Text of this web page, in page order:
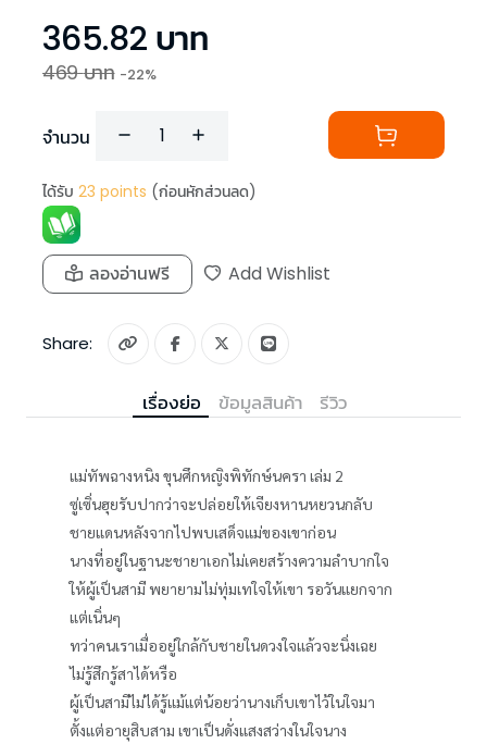
365.82 บาท
469บาท -22%
จำนวน
ได้รับ 23 points (ก่อนหักส่วนลด)
ลองอ่านฟรี Add Wishlist
Share:
เรื่องย่อ ข้อมูลสินค้า รีวิว
แม่ทัพฉางหนิง ขุนศึกหญิงพิทักษ์นครา เล่ม 2
ซู่เซิ่นฮุยรับปากว่าจะปล่อยให้เจียงหานหยวนกลับ
ชายแดนหลังจากไปพบเสด็จแม่ของเขาก่อน
นางที่อยู่ในฐานะชายาเอกไม่เคยสร้างความลำบากใจ
ให้ผู้เป็นสามี พยายามไม่ทุ่มเทใจให้เขา รอวันแยกจาก
แต่เนิ่นๆ
ทว่าคนเราเมื่ออยู่ใกล้กับชายในดวงใจแล้วจะนิ่งเฉย
ไม่รู้สึกรู้สาได้หรือ
ผู้เป็นสามีไม่ได้รู้แม้แต่น้อยว่านางเก็บเขาไว้ในใจมา
ตั้งแต่อายุสิบสาม เขาเป็นดั่งแสงสว่างในใจนาง